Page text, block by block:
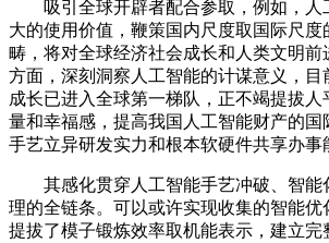
吸引全球开辟者配合参取，例如，人
大的使用价值，鞭策国内尺度取国际尺
畴，将对全球经济社会成长和人类文明前
方面，深刻洞察人工智能的计谋意义，目
成长已进入全球第一梯队，正不竭提拔
量和幸福感，提高我国人工智能财产的国
手艺立异研发实力和根本软硬件共享办事
其感化贯穿人工智能手艺冲破、智能
理的全链条。可以或许实现收集的智能优
提拔了模子锻炼效率取机能表示，建立完